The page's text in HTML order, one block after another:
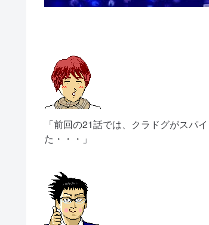
「前回の21話では、クラドグがスパ
た・・・」